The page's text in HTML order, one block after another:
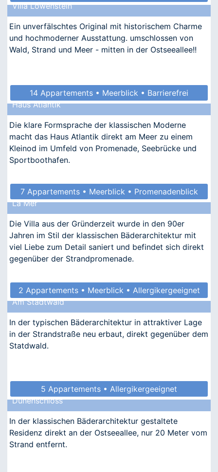
Villa Löwenstein
Ein unverfälschtes Original mit historischem Charme
und hochmoderner Ausstattung. umschlossen von
Wald, Strand und Meer - mitten in der Ostseeallee!!
14 Appartements • Meerblick • Barrierefrei
Haus Atlantik
Die klare Formsprache der klassischen Moderne
macht das Haus Atlantik direkt am Meer zu einem
Kleinod im Umfeld von Promenade, Seebrücke und
Sportboothafen.
7 Appartements • Meerblick • Promenadenblick
La Mer
Die Villa aus der Gründerzeit wurde in den 90er
Jahren im Stil der klassischen Bäderarchitektur mit
viel Liebe zum Detail saniert und befindet sich direkt
gegenüber der Strandpromenade.
2 Appartements • Meerblick • Allergikergeeignet
Am Stadtwald
In der typischen Bäderarchitektur in attraktiver Lage
in der Strandstraße neu erbaut, direkt gegenüber dem
Statdwald.
5 Appartements • Allergikergeeignet
Dünenschloss
In der klassischen Bäderarchitektur gestaltete
Residenz direkt an der Ostseeallee, nur 20 Meter vom
Strand entfernt.